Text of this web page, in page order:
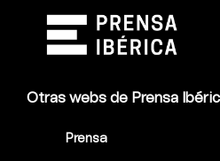
Otras webs de Prensa
Prensa